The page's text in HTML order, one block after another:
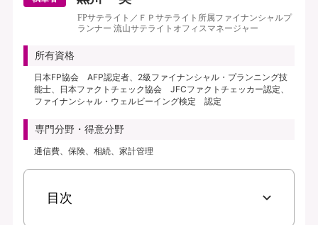
FPサテライト／ＦＰサテライト所属ファイナンシャルプ
ランナー 流山サテライトオフィスマネージャー
所有資格
日本FP協会 AFP認定者、2級ファイナンシャル・プランニング技
能士、日本ファクトチェック協会 JFCファクトチェッカー認定、
ファイナンシャル・ウェルビーイング検定 認定
専門分野・得意分野
通信費、保険、相続、家計管理
目次